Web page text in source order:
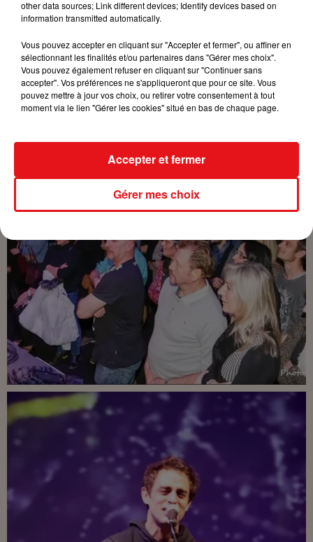
other data sources; Link different devices; Identify devices based on
information transmitted automatically.
Vous pouvez accepter en cliquant sur "Accepter et fermer", ou affiner en
sélectionnant les finalités et/ou partenaires dans "Gérer mes choix".
Vous pouvez également refuser en cliquant sur "Continuer sans
accepter". Vos préférences ne s'appliqueront que pour ce site. Vous
pouvez mettre à jour vos choix, ou retirer votre consentement à tout
moment via le lien "Gérer les cookies" situé en bas de chaque page.
Gérer mes choix
Accepter et fermer